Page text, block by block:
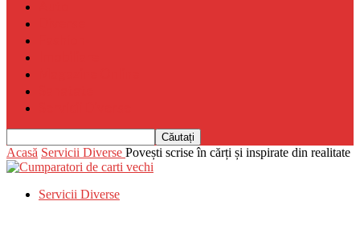
Acasă Servicii Diverse Povești scrise în cărți și inspirate din realitate
Servicii Diverse